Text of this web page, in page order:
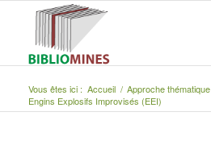
Vous êtes ici : Accueil / Approche thématique
Engins Explosifs Improvisés (EEI)